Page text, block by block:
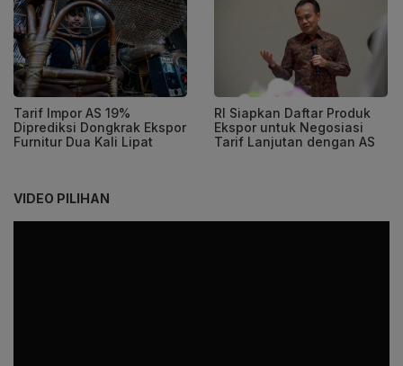
Tarif Impor AS 19%
Diprediksi Dongkrak Ekspor
Furnitur Dua Kali Lipat
RI Siapkan Daftar Produk
Ekspor untuk Negosiasi
Tarif Lanjutan dengan AS
VIDEO PILIHAN